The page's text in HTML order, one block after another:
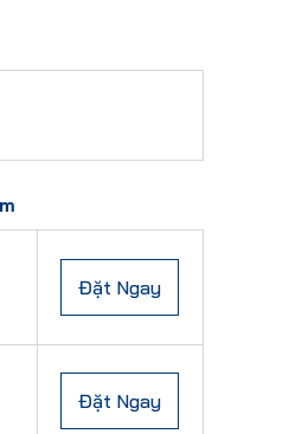
Đặt Ngay
Đặt Ngay